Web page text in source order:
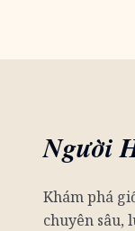
Người
Khám phá
chuyên sâu,